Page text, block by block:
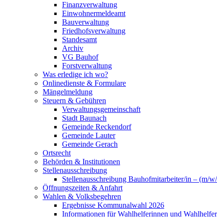
Finanzverwaltung
Einwohnermeldeamt
Bauverwaltung
Friedhofsverwaltung
Standesamt
Archiv
VG Bauhof
Forstverwaltung
Was erledige ich wo?
Onlinedienste & Formulare
Mängelmeldung
Steuern & Gebühren
Verwaltungsgemeinschaft
Stadt Baunach
Gemeinde Reckendorf
Gemeinde Lauter
Gemeinde Gerach
Ortsrecht
Behörden & Institutionen
Stellenausschreibung
Stellenausschreibung Bauhofmitarbeiter/in – (m/
Öffnungszeiten & Anfahrt
Wahlen & Volksbegehren
Ergebnisse Kommunalwahl 2026
Informationen für Wahlhelferinnen und Wahlhelfer